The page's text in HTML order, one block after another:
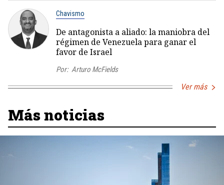
Chavismo
De antagonista a aliado: la maniobra del
régimen de Venezuela para ganar el
favor de Israel
Por: Arturo McFields
Ver más
Más noticias